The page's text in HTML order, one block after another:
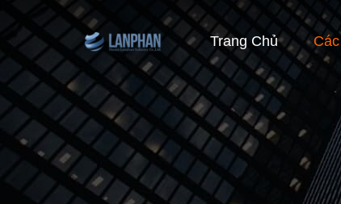
Trang Chủ